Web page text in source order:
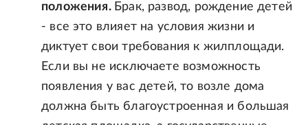
положения. Брак, развод, рождение детей
- все это влияет на условия жизни и
диктует свои требования к жилплощади.
Если вы не исключаете возможность
появления у вас детей, то возле дома
должна быть благоустроенная и большая